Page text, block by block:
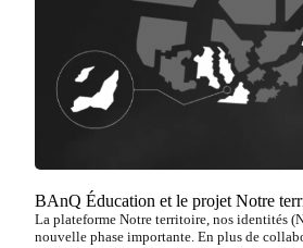
BAnQ Éducation et le projet Notre
La plateforme Notre territoire, nos identités
nouvelle phase importante. En plus de